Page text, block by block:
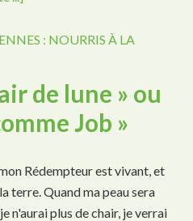
: NOURRIS À LA
de lune » ou
Job »
Rédempteur est vivant, et
terre. Quand ma peau sera
n'aurai plus de chair, je verrai